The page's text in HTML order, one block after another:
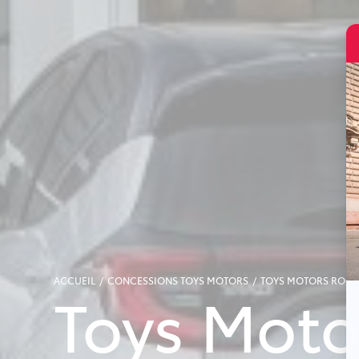
ACCUEIL CONCESSIONS TOYS MOTORS TOYS MOTORS
Toys